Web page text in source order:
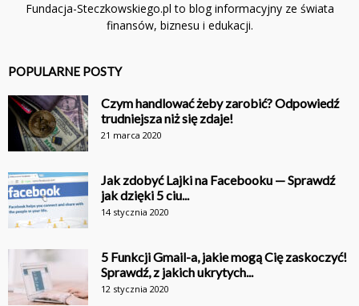
Fundacja-Steczkowskiego.pl to blog informacyjny ze świata
finansów, biznesu i edukacji.
POPULARNE POSTY
Czym handlować żeby zarobić? Odpowiedź
trudniejsza niż się zdaje!
21 marca 2020
Jak zdobyć Lajki na Facebooku — Sprawdź
jak dzięki 5 ciu...
14 stycznia 2020
5 Funkcji Gmail-a, jakie mogą Cię zaskoczyć!
Sprawdź, z jakich ukrytych...
12 stycznia 2020